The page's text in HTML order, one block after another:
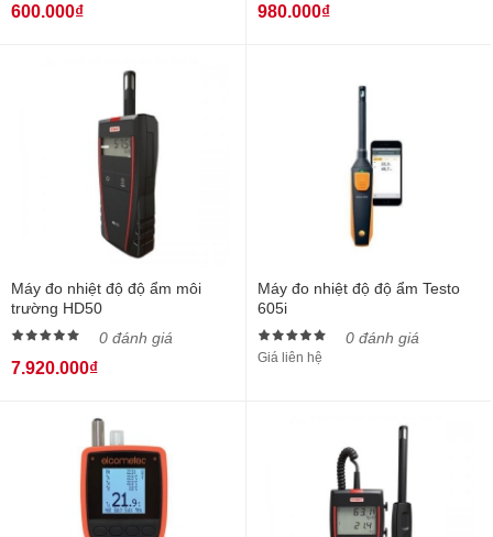
600.000₫ 980.000₫
Máy đo nhiệt độ độ ẩm môi
trường HD50
0 đánh giá
7.920.000₫
Máy đo nhiệt độ độ ẩm Testo
605i
0 đánh giá
Giá liên hệ